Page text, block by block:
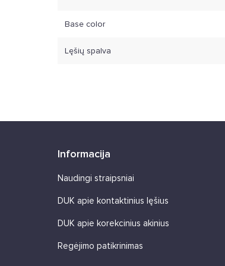
Base color
Lęšių spalva
Informacija
Naudingi straipsniai
DUK apie kontaktinius lęšius
DUK apie korekcinius akinius
Regėjimo patikrinimas